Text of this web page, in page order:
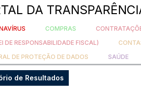
DA
COMPRAS
DE RESPONSABILIDADE FISCAL)
DE PROTEÇÃO DE DADOS
SAÚDE
de Resultados